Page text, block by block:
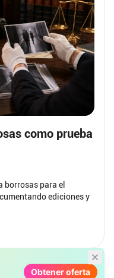
como prueba
borrosas para el
ediciones y
Obtener oferta